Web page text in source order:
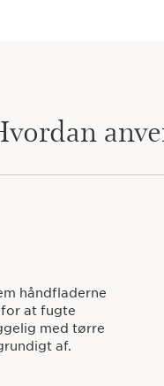
håndfladerne
at fugte
med tørre
af.